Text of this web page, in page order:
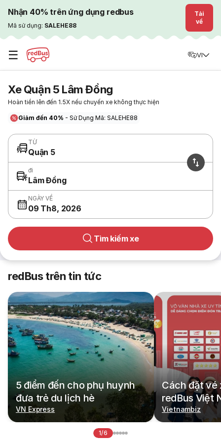
Nhận 40% trên ứng dụng redbus
Mã sử dụng: SALEHE88
Tải
về
☰ VI
Xe Quận 5 Lâm Đồng
Hoàn tiền lên đến 1.5X nếu chuyến xe không thực hiện
Giảm đến 40% - Sử Dụng Mã: SALEHE88
TỪ
Quận 5
đi
Lâm Đồng
NGÀY VỀ
09 Th8, 2026
Tìm kiếm xe
redBus trên tin tức
5 điểm đến cho phụ huynh
đưa trẻ du lịch hè
VN Express
Cách đặt vé
redBus Việt
Vietnambiz
1/6